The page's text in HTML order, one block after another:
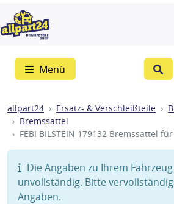
Menü
allpart24 Ersatz- & Verschleißteile
Bremssattel
FEBI BILSTEIN 179132 Bremssattel
Die Angaben zu Ihrem
unvollständig. Bitte
Angaben.